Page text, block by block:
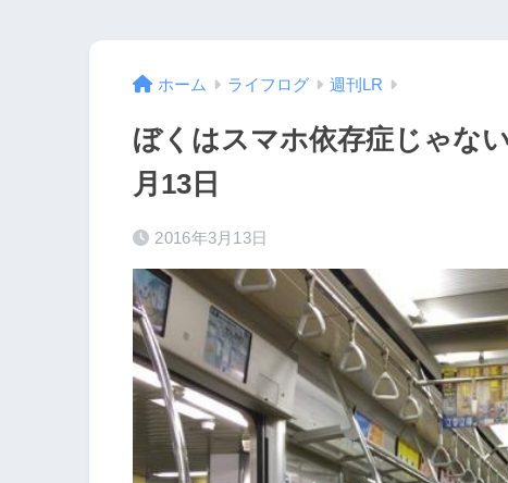
ホーム ライフログ 週刊LR
ぼくはスマホ依存症じゃな
月13日
2016年3月13日